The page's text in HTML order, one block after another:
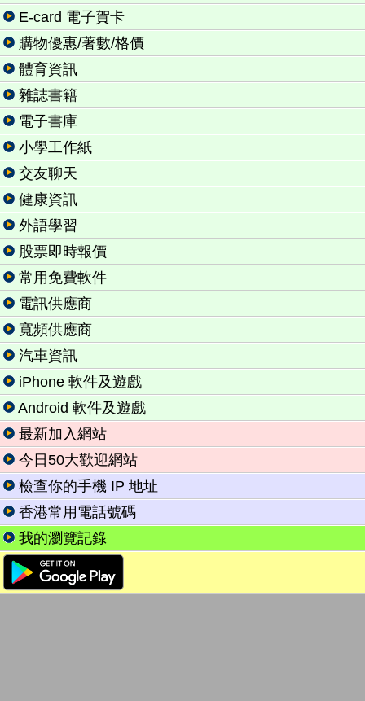
E-card 電子賀卡
購物優惠/著數/格價
體育資訊
雜誌書籍
電子書庫
小學工作紙
交友聊天
健康資訊
外語學習
股票即時報價
常用免費軟件
電訊供應商
寬頻供應商
汽車資訊
iPhone 軟件及遊戲
Android 軟件及遊戲
最新加入網站
今日50大歡迎網站
檢查你的手機 IP 地址
香港常用電話號碼
我的瀏覽記錄